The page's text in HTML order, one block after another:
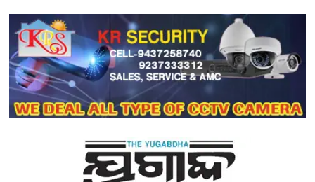
content